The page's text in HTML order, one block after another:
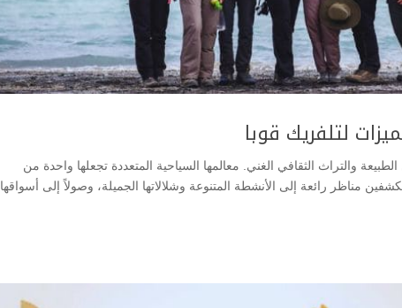
والتراث الثقافي الغني. معالمها السياحية المتعددة تجعلها واحدة من
مناظر رائعة إلى الأنشطة المتنوعة وشلالاتها الجميلة، وصولاً إلى أسواقها